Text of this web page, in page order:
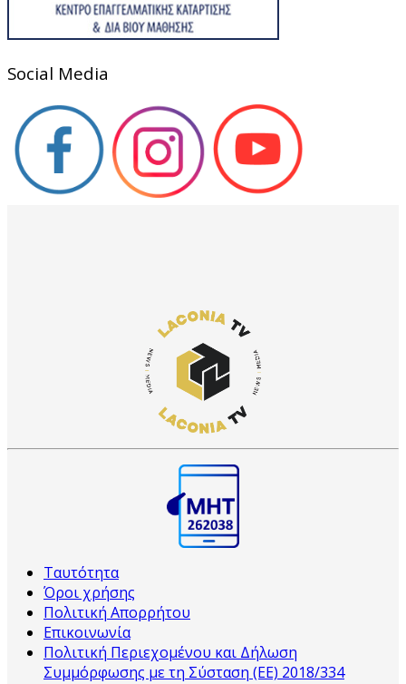
Social Media
Ταυτότητα
Όροι χρήσης
Πολιτική Απορρήτου
Επικοινωνία
Πολιτική Περιεχομένου και Δήλωση
Συμμόρφωσης με τη Σύσταση (ΕΕ) 2018/334